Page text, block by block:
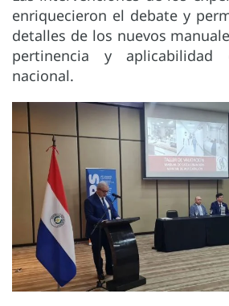
enriquecieron el debate y
detalles de los nuevos
pertinencia y
nacional.